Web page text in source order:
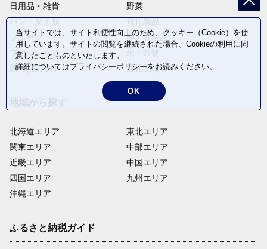
日用品・雑貨
野菜
パン・菓子類
電化製品
フルーツ
卵・乳製品
ファッション
飲料(酒以外)
返礼品なし
北海道エリア
関東エリア
近畿エリア
四国エリア
沖縄エリア
東北エリア
中部エリア
中国エリア
九州エリア
ふるさと納税ガイド
当サイトでは、サイト利便性向上のため、クッキー（Cookie）を使
用しています。サイトの閲覧を継続された場合、Cookieの利用に同
意したことものといたします。
詳細についてはプライバシーポリシーをお読みください。
OK